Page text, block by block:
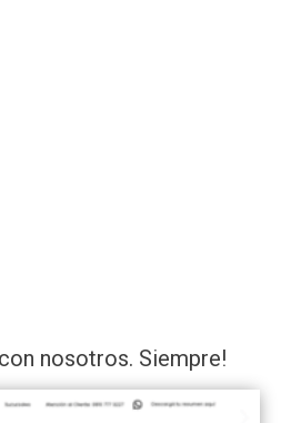
nosotros. Siempre!